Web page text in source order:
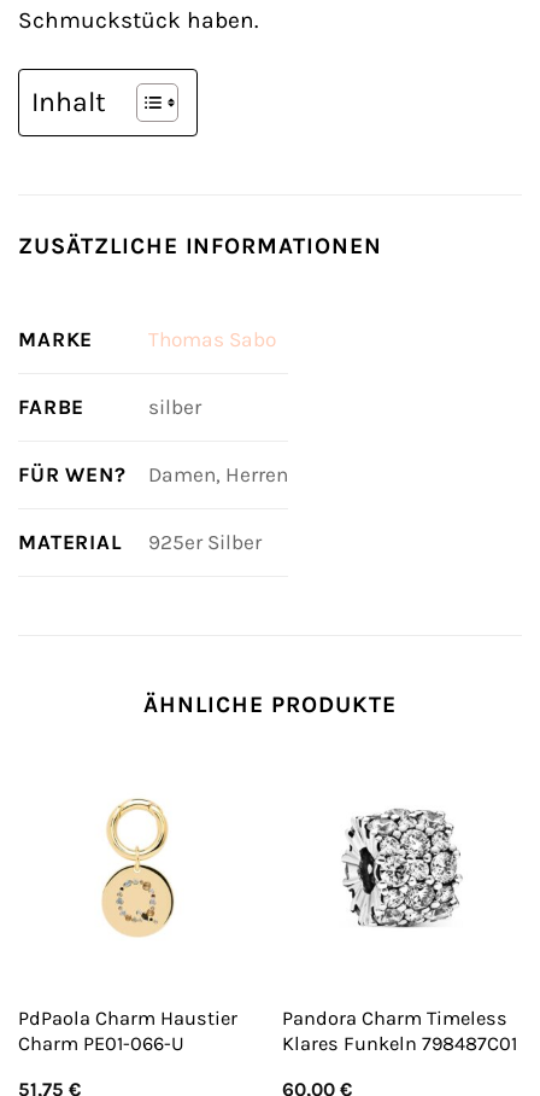
Schmuckstück haben.
Inhalt
ZUSÄTZLICHE INFORMATIONEN
MARKE Thomas Sabo
FARBE silber
FÜR WEN? Damen, Herren
MATERIAL 925er Silber
ÄHNLICHE PRODUKTE
PdPaola Charm Haustier
Charm PE01-066-U
51,75 €
Pandora Charm Timeless
Klares Funkeln 798487C01
60,00 €